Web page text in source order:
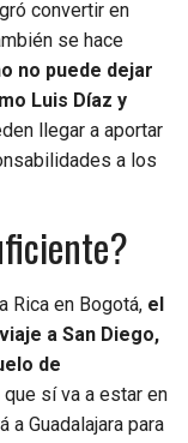
convertir en
se hace
no puede dejar
Luis Díaz y
llegar a aportar
a los
Rica en Bogotá, el
a San Diego,
de
sí va a estar en
Guadalajara para